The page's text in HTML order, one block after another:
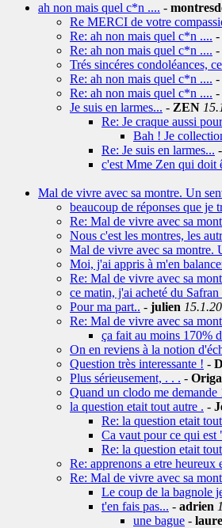
ah non mais quel c*n .... -
Re MERCI de votre
Re: ah non mais quel c*n .... -
Re: ah non mais quel c*n .... -
Trés sincéres condoléances,
Re: ah non mais quel c*n .... -
Re: ah non mais quel c*n .... -
Je suis en larmes... - ZEN
Re: Je craque aussi
Bah ! Je
Re: Je suis en larmes... -
c'est Mme Zen qui doit
Mal de vivre avec sa montre. Un
beaucoup de réponses que je
Re: Mal de vivre avec sa
Nous c'est les montres, les
Mal de vivre avec sa montre.
Moi, j'ai appris à m'en
Re: Mal de vivre avec sa
ce matin, j'ai acheté du
Pour ma part.. - julien
Re: Mal de vivre avec sa
ça fait au moins 170%
On en reviens à la notion
Question très interessante ! -
Plus sérieusement, . . . -
Quand un clodo me
la question etait tout autre . -
Re: la question etait
Ca vaut pour ce qui
Re: la question etait
Re: apprenons a etre heureux
Re: Mal de vivre avec sa
Le coup de la bagnole
t'en fais pas... - adrien
une bague -